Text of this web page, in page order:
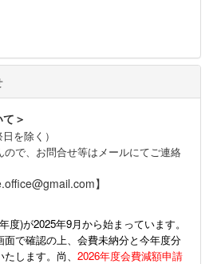
＞
を除く）
で、お問合せ等はメールにてご連絡
】
度)が2025年9月から始まっています。
で確認の上、会費未納分と今年度分
します。尚、 2026年度会費減額申請